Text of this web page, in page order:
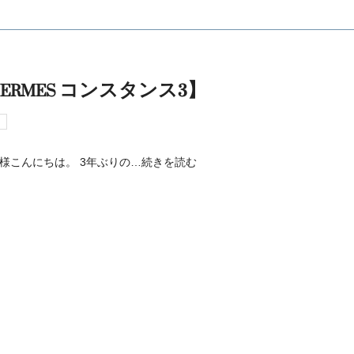
コンスタンス3】
こんにちは。 3年ぶりの …続きを読む